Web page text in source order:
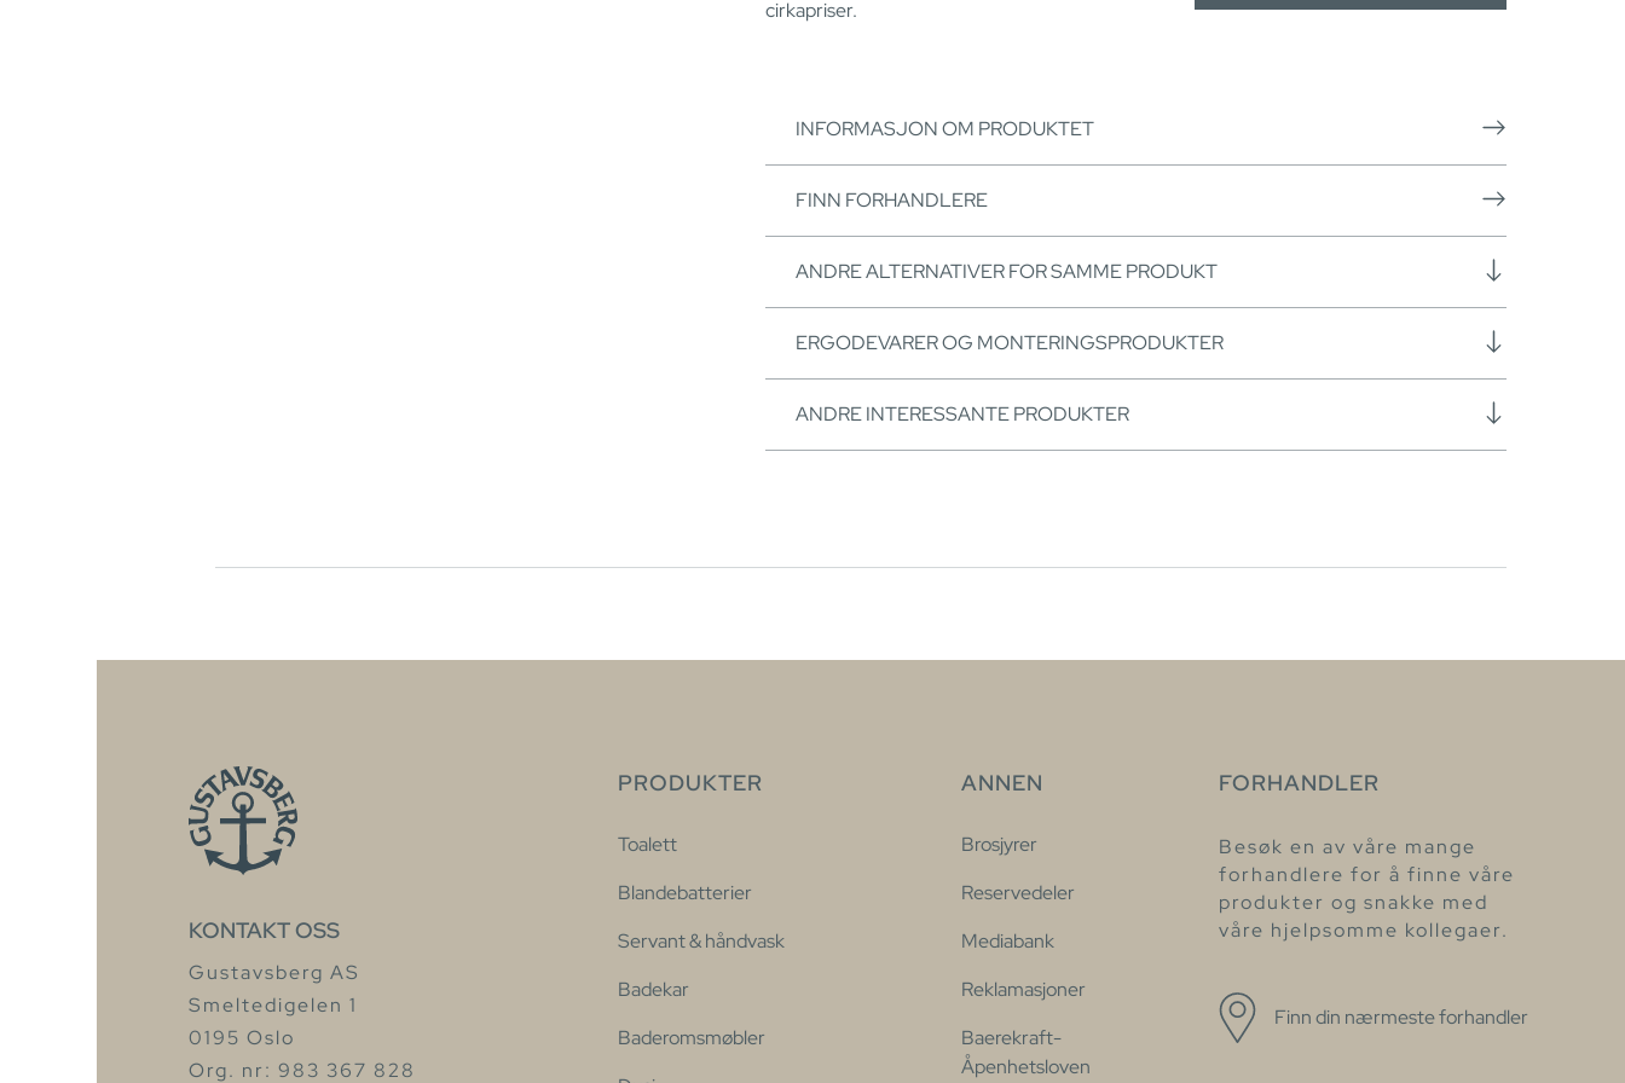
cirkapriser.
INFORMASJON OM PRODUKTET
FINN FORHANDLERE
ANDRE ALTERNATIVER FOR SAMME PRODUKT
ERGODEVARER OG MONTERINGSPRODUKTER
ANDRE INTERESSANTE PRODUKTER
KONTAKT OSS
Gustavsberg AS
Smeltedigelen 1
0195 Oslo
Org. nr: 983 367 828
PRODUKTER
Toalett
Blandebatterier
Servant & håndvask
Badekar
Baderomsmøbler
ANNEN
Brosjyrer
Reservedeler
Mediabank
Reklamasjoner
Baerekraft-
Åpenhetsloven
FORHANDLER
Besøk en av våre mange
forhandlere for å finne våre
produkter og snakke med
våre hjelpsomme kollegaer.
Finn din nærmeste forhandler